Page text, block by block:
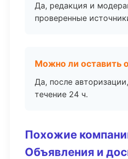
Да, редакция и
проверенные
Можно ли оставить
Да, после
течение 24 ч.
Похожие
Объявления и